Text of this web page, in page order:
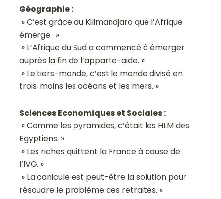
Géographie :
» C’est grâce au Kilimandjaro que l’Afrique
émerge. »
» L’Afrique du Sud a commencé à émerger
auprès la fin de l’apparte-aide. »
» Le tiers-monde, c’est le monde divisé en
trois, moins les océans et les mers. »
Sciences Economiques et Sociales :
» Comme les pyramides, c’était les HLM des
Egyptiens. »
» Les riches quittent la France à cause de
l’IVG. »
» La canicule est peut-être la solution pour
résoudre le problème des retraites. »